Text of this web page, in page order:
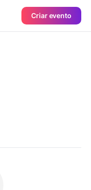
Criar evento